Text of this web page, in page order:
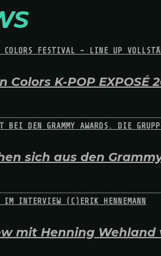
Colors K-POP
sich aus den
mit Henning Wehland